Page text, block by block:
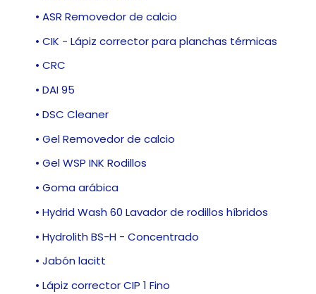
• ASR Removedor de calcio
• CIK - Lápiz corrector para planchas térmicas
• CRC
• DAI 95
• DSC Cleaner
• Gel Removedor de calcio
• Gel WSP INK Rodillos
• Goma arábica
• Hydrid Wash 60 Lavador de rodillos híbridos
• Hydrolith BS-H - Concentrado
• Jabón lacitt
• Lápiz corrector CIP 1 Fino